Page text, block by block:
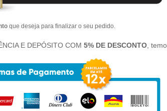
que deseja para finalizar o seu pedido.
E DEPÓSITO COM 5% DE DESCONTO ,